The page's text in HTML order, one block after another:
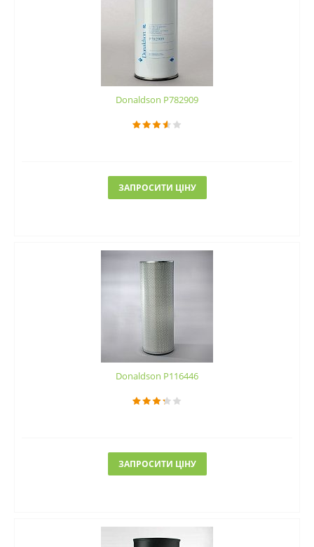
Donaldson P782909
ЗАПРОСИТИ ЦІНУ
Donaldson P116446
ЗАПРОСИТИ ЦІНУ